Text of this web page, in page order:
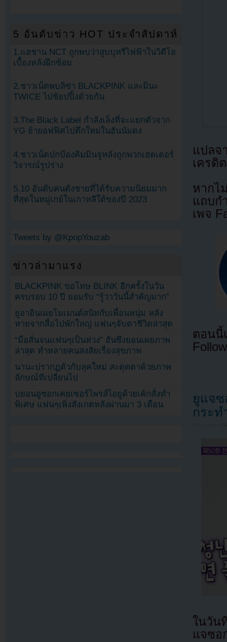
แปล
เครดิ
หากไ
แถบก
เพจ
ตอนนี้
ยูแจซ
กระท
ในวัน
แจซอ
5 อันดับข่าว HOT ประจำสัปดาห์
1.แฮชาน NCT ถูกพบว่าสูบบุหรี่ไฟฟ้าในวิดีโอ
เบื้องหลังฝึกซ้อม
2.ชาวเน็ตพบลิซ่า BLACKPINK และมินะ
TWICE ไปช้อปปิ้งด้วยกัน
3.The Black Label กำลังเล็งที่จะแยกตัวจาก
YG ย้ายอฟฟิศไปตึกใหม่ในฮันนัมดง
4.ชาวเน็ตปกป้องคิมมินจูหลังถูกพวกเฮดเตอร์
วิจารณ์รูปร่าง
5.10 อันดับคนดังชายที่ได้รับความนิยมมาก
ที่สุดในหมู่เกย์ในเกาหลีใต้ของปี 2023
Tweets by @KpopYouzab
ข่าวล่ามาแรง
BLACKPINK ขอโทษ BLINK อีกครั้งในวัน
ครบรอบ 10 ปี ยอมรับ “รู้ว่าวันนี้สำคัญมาก”
ยูอาอินเผยโมเมนต์สนิทกับเพื่อนหนุ่ม หลัง
หายจากสื่อไปพักใหญ่ แฟนๆจับตาชีวิตล่าสุด
“มือสั่นจนแฟนๆเป็นห่วง” ฮันซึงยอนเผยภาพ
ล่าสุด ทำหลายคนสงสัยเรื่องสุขภาพ
นานะปรากฏตัวกับลุคใหม่ สะดุดตาด้วยภาพ
ลักษณ์ที่เปลี่ยนไป
บยอนอูซอกเคยเซอร์ไพรส์ไอยูด้วยเค้กสั่งทำ
พิเศษ แฟนๆเพิ่งสังเกตหลังผ่านมา 3 เดือน